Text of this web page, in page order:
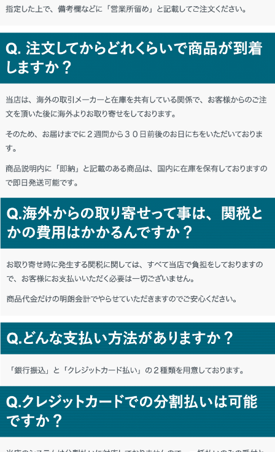
足いくものを買えてうれしいです。」
東京都 K・M様「とても良い。またお願い
します。」